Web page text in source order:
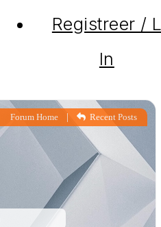
Registreer /
In
Forum Home| Recent Posts